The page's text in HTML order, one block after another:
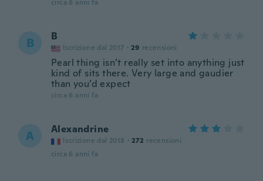
circa 6 anni fa
B B
Iscrizione dal 2017 · 29 recensioni
Pearl thing isn’t really set into anything just
kind of sits there. Very large and gaudier
than you’d expect
circa 6 anni fa
A Alexandrine
Iscrizione dal 2018 · 272 recensioni
circa 6 anni fa